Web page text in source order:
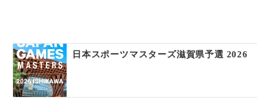
日本スポーツマスターズ滋賀県予選 2026